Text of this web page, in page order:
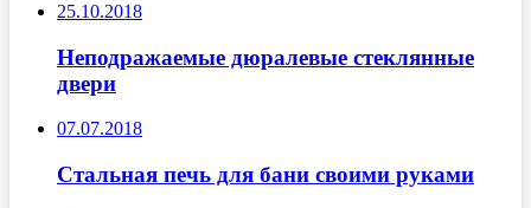
25.10.2018
Неподражаемые дюралевые стеклянные
двери
07.07.2018
Стальная печь для бани своими руками